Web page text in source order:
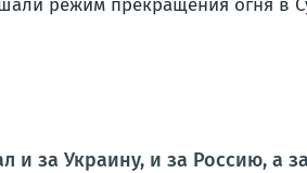
режим прекращения огня в
и за Украину, и за Россию, а